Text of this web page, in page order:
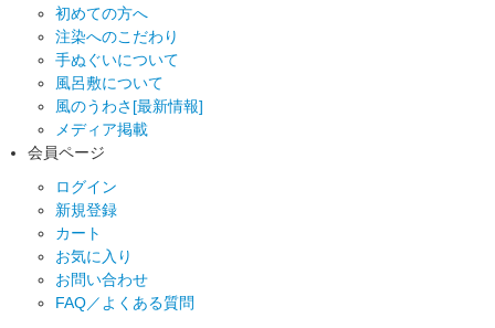
初めての方へ
注染へのこだわり
手ぬぐいについて
風呂敷について
風のうわさ[最新情報]
メディア掲載
会員ページ
ログイン
新規登録
カート
お気に入り
お問い合わせ
FAQ／よくある質問